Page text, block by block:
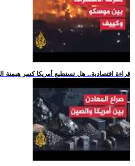
.. قراءة اقتصادية.. هل تستطيع أمريكا كسر هيمنة